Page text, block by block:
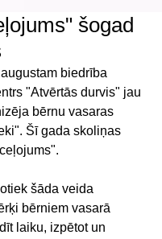
šogad
biedrība
"Atvērtās durvis" jau
bērnu vasaras
Šī gada skoliņas
šāda veida
bērniem vasarā
laiku, izpētot un